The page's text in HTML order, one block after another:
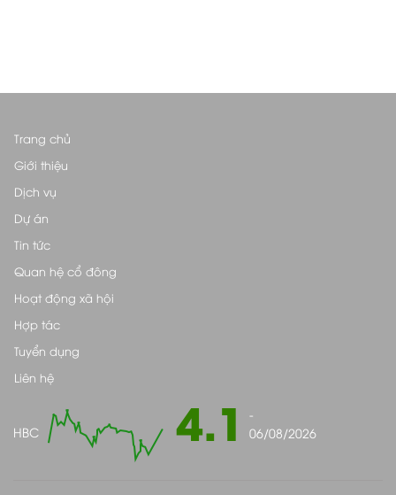
Trang chủ
Giới thiệu
Dịch vụ
Dự án
Tin tức
Quan hệ cổ đông
Hoạt động xã hội
Hợp tác
Tuyển dụng
Liên hệ
HBC 4.1
-
06/08/2026